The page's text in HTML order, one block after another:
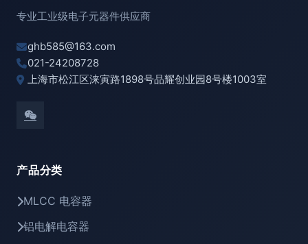
专业工业级电子元器件供应商
ghb585@163.com
021-24208728
上海市松江区涞寅路1898号品耀创业园8号楼1003室
产品分类
MLCC 电容器
铝电解电容器